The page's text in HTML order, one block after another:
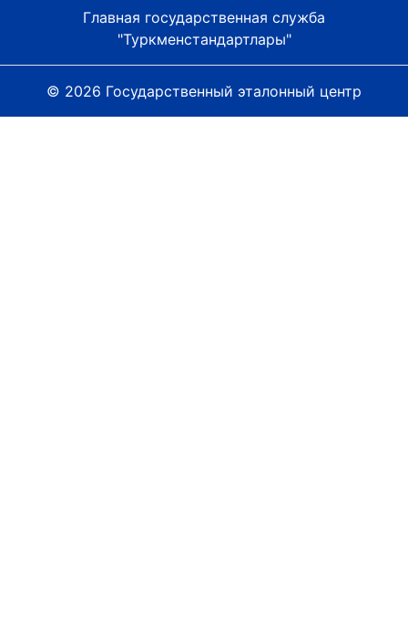
Главная государственная служба
"Туркменстандартлары"
© 2026 Государственный эталонный центр